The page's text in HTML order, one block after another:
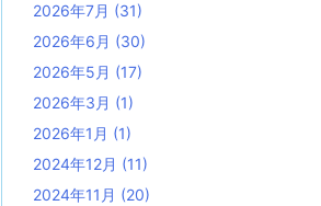
2026年7月 (31)
2026年6月 (30)
2026年5月 (17)
2026年3月 (1)
2026年1月 (1)
2024年12月 (11)
2024年11月 (20)